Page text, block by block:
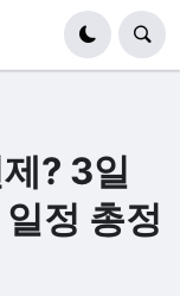
? 3일
정 총정